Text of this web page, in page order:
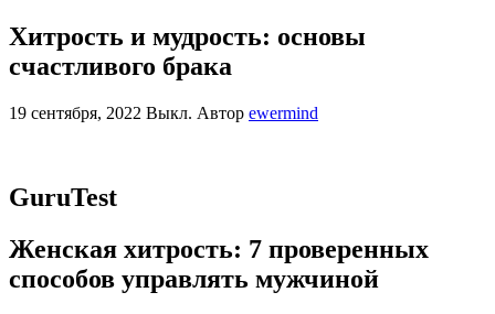
Хитрость и мудрость: основы
счастливого брака
19 сентября, 2022 Выкл. Автор ewermind
GuruTest
Женская хитрость: 7 проверенных
способов управлять мужчиной